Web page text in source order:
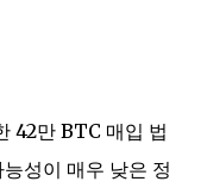
42만 BTC 매입 법
성이 매우 낮은 정